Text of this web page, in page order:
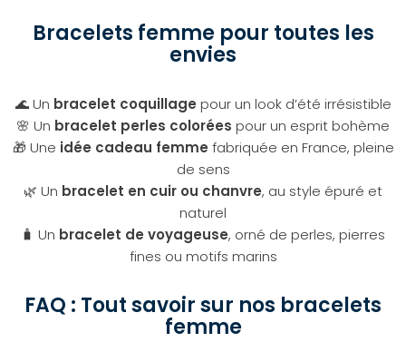
Bracelets femme pour toutes les
envies
🌊 Un bracelet coquillage pour un look d’été irrésistible
🌸 Un bracelet perles colorées pour un esprit bohème
🎁 Une idée cadeau femme fabriquée en France, pleine
de sens
🌿 Un bracelet en cuir ou chanvre, au style épuré et
naturel
🧳 Un bracelet de voyageuse, orné de perles, pierres
fines ou motifs marins
FAQ : Tout savoir sur nos bracelets
femme